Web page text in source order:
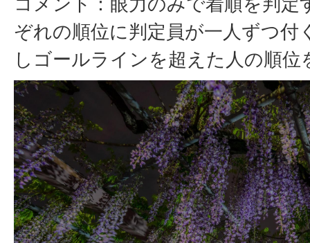
ぞれの順位に判定員が一人ずつ付
しゴールラインを超えた人の順